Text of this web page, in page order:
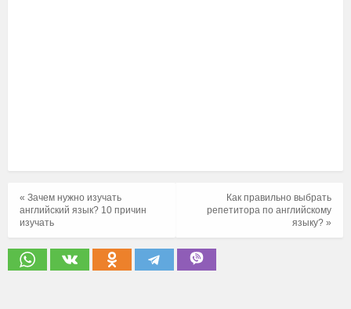
Как правильно выбрать
репетитора по английскому
языку? »
« Зачем нужно изучать
английский язык? 10 причин
изучать